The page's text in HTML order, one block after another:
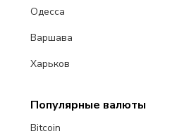
Одесса
Варшава
Харьков
Популярные валюты
Bitcoin